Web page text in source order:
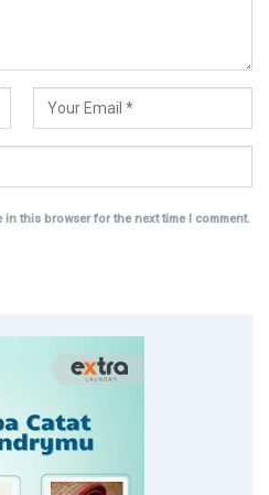
in this browser for the next time I comment.